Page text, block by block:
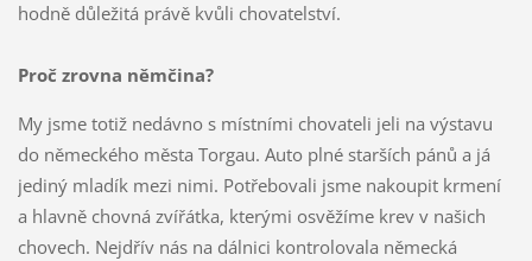
hodně důležitá právě kvůli chovatelství.
Proč zrovna němčina?
My jsme totiž nedávno s místními chovateli jeli na výstavu
do německého města Torgau. Auto plné starších pánů a já
jediný mladík mezi nimi. Potřebovali jsme nakoupit krmení
a hlavně chovná zvířátka, kterými osvěžíme krev v našich
chovech. Nejdřív nás na dálnici kontrolovala německá